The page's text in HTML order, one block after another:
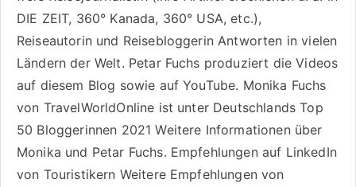
DIE ZEIT, 360° Kanada, 360° USA, etc.),
Reiseautorinund Reisebloggerin Antworten in vielen
Ländern der Welt. Petar Fuchs produziert die Videos
auf diesem Blog sowie aufYouTube. Monika Fuchs
von TravelWorldOnline ist unter Deutschlands Top
50 Bloggerinnen 2021 Weitere Informationen über
Monika und Petar Fuchs. Empfehlungen auf LinkedIn
von Touristikern Weitere Empfehlungen von